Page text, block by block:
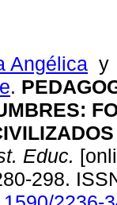
Angélica
.
Educ.
298.